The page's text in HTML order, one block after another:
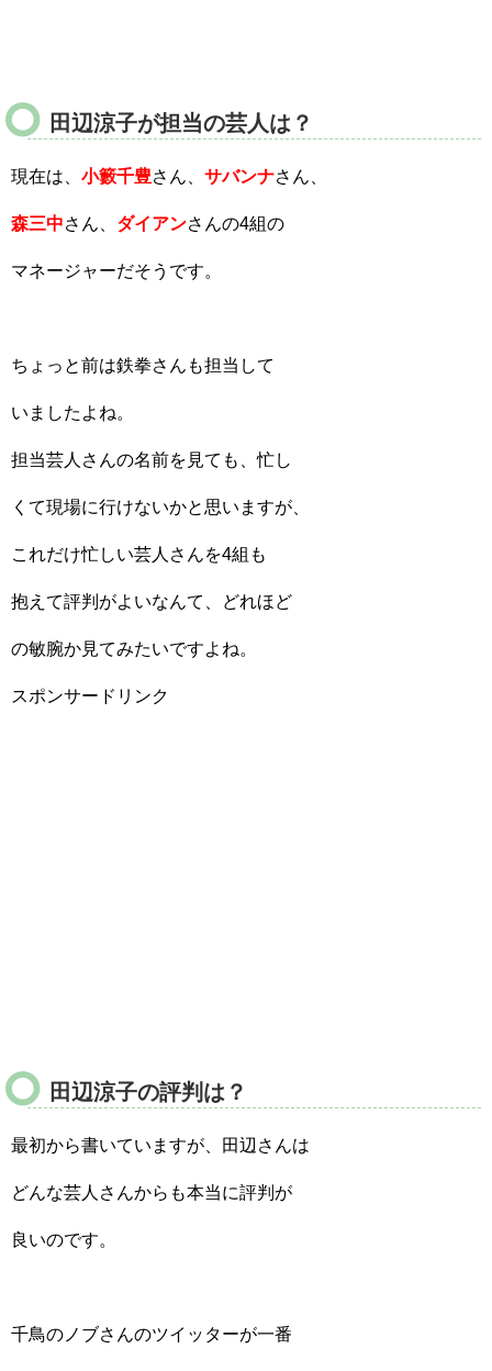
田辺涼子が担当の芸人は？
現在は、 小籔千豊さん、 サバンナさん、
森三中さん、 ダイアンさんの4組の
マネージャーだそうです。
ちょっと前は鉄拳さんも担当して
いましたよね。
担当芸人さんの名前を見ても、忙し
くて現場に行けないかと思いますが、
これだけ忙しい芸人さんを4組も
抱えて評判がよいなんて、どれほど
の敏腕か見てみたいですよね。
スポンサードリンク
田辺涼子の評判は？
最初から書いていますが、田辺さんは
どんな芸人さんからも本当に評判が
良いのです。
千鳥のノブさんのツイッターが一番